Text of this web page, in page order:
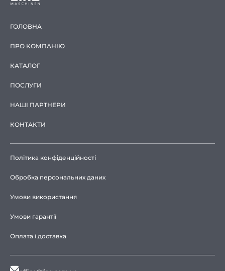
ГОЛОВНА
ПРО КОМПАНІЮ
КАТАЛОГ
ПОСЛУГИ
НАШІ ПАРТНЕРИ
КОНТАКТИ
Політика конфіденційності
Обробка персональних даних
Умови використання
Умови гарантії
Оплата і доставка